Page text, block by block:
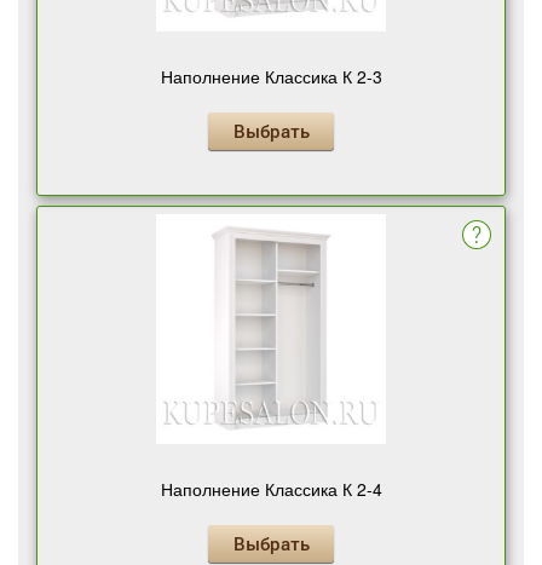
Наполнение Классика К 2-3
Выбрать
Наполнение Классика К 2-4
Выбрать